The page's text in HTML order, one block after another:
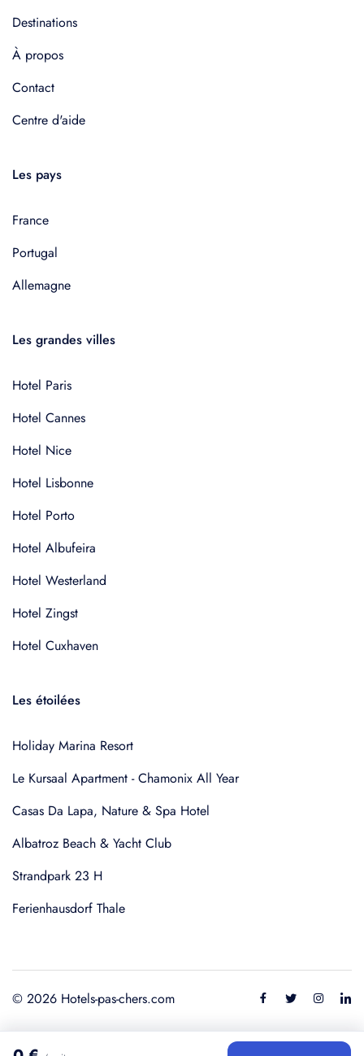
Destinations
À propos
Contact
Centre d'aide
Les pays
France
Portugal
Allemagne
Les grandes villes
Hotel Paris
Hotel Cannes
Hotel Nice
Hotel Lisbonne
Hotel Porto
Hotel Albufeira
Hotel Westerland
Hotel Zingst
Hotel Cuxhaven
Les étoilées
Holiday Marina Resort
Le Kursaal Apartment - Chamonix All Year
Casas Da Lapa, Nature & Spa Hotel
Albatroz Beach & Yacht Club
Strandpark 23 H
Ferienhausdorf Thale
© 2026 Hotels-pas-chers.com